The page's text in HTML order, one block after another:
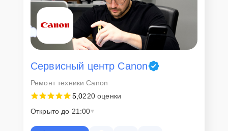
Сервисный центр Canon
Ремонт техники Canon
5,0220 оценки
Открыто до 21:00